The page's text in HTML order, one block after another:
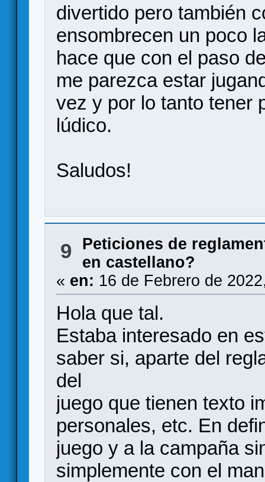
divertido pero también
ensombrecen un poco
hace que con el paso
me parezca estar
vez y por lo tanto tener
lúdico.
Saludos!
9
Peticiones de
en castellano?
« en: 16 de Febrero de
Hola que tal.
Estaba interesado en
saber si, aparte del
del
juego que tienen texto
personales, etc. En
juego y a la campaña
simplemente con el